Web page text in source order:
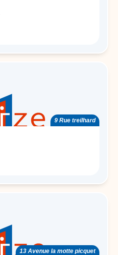
9 Rue treilhard
13 Avenue la motte picquet